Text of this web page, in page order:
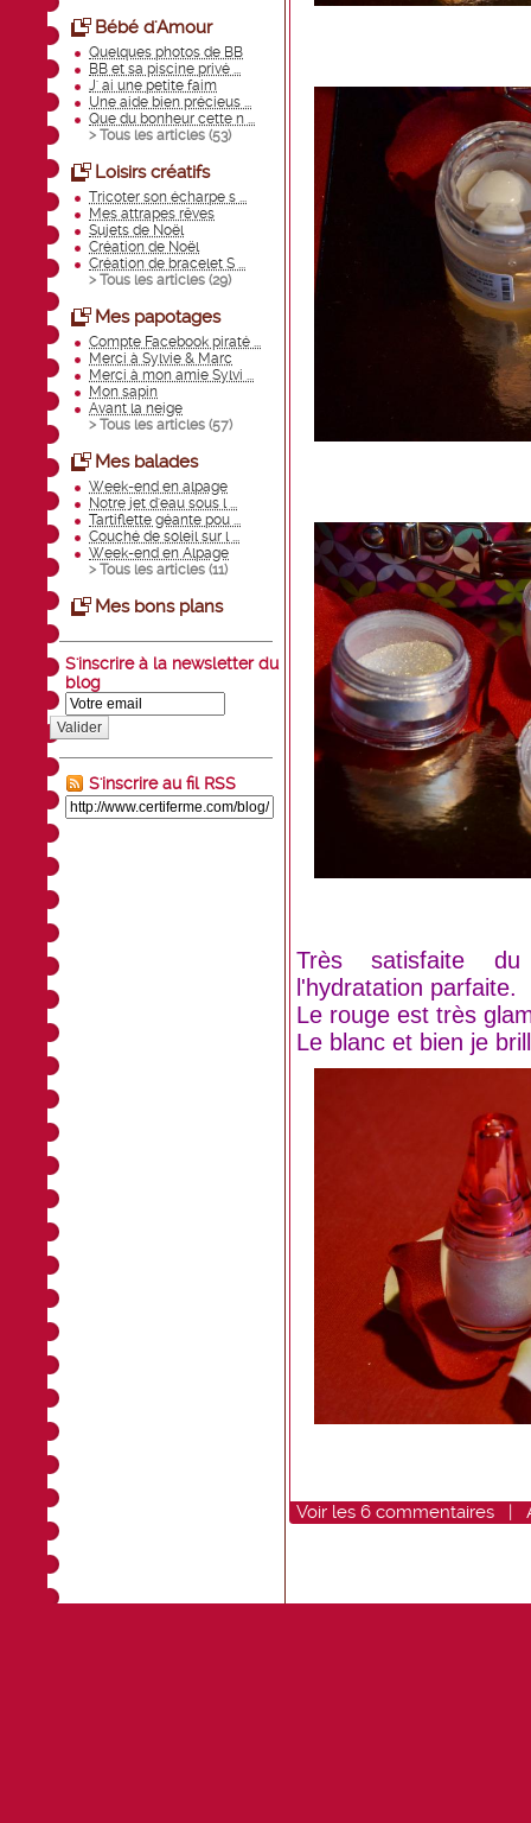
Bébé d'Amour
Quelques photos de BB
BB et sa piscine privé ...
J' ai une petite faim
Une aide bien précieus ...
Que du bonheur cette n ...
> Tous les articles (53)
Loisirs créatifs
Tricoter son écharpe s ...
Mes attrapes rêves
Sujets de Noël
Création de Noël
Création de bracelet S ...
> Tous les articles (29)
Mes papotages
Compte Facebook piraté ...
Merci à Sylvie & Marc
Merci à mon amie Sylvi ...
Mon sapin
Avant la neige
> Tous les articles (57)
Mes balades
Week-end en alpage
Notre jet d'eau sous l ...
Tartiflette géante pou ...
Couché de soleil sur l ...
Week-end en Alpage
> Tous les articles (11)
Mes bons plans
S'inscrire à la newsletter du
blog
Valider
S'inscrire au fil RSS
Très satisfaite
l'hydratation parfaite.
Le rouge est très
Le blanc et bien je
Voir les 6 commentaires |